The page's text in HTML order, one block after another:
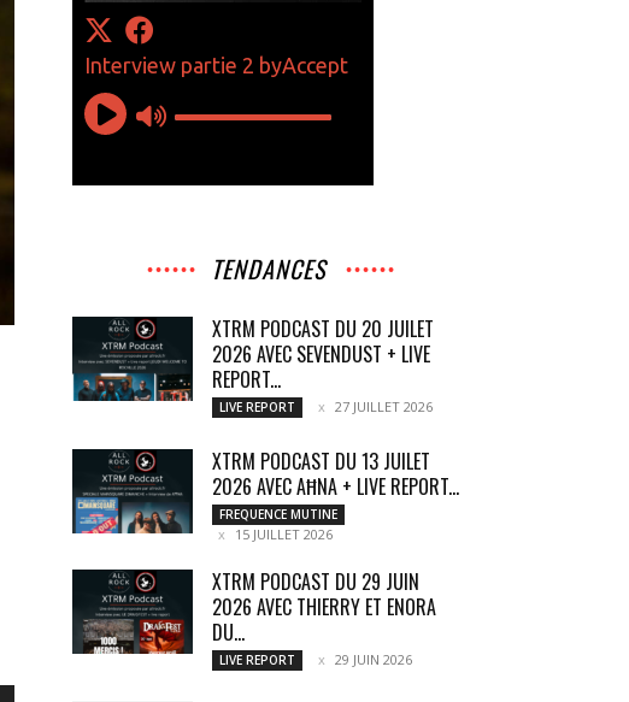
TENDANCES
XTRM PODCAST DU 20 JUILET
2026 AVEC SEVENDUST + LIVE
REPORT...
LIVE REPORT 27 JUILLET 2026
XTRM PODCAST DU 13 JUILET
2026 AVEC AĦNA + LIVE REPORT...
FREQUENCE MUTINE
15 JUILLET 2026
XTRM PODCAST DU 29 JUIN
2026 AVEC THIERRY ET ENORA
DU...
LIVE REPORT 29 JUIN 2026